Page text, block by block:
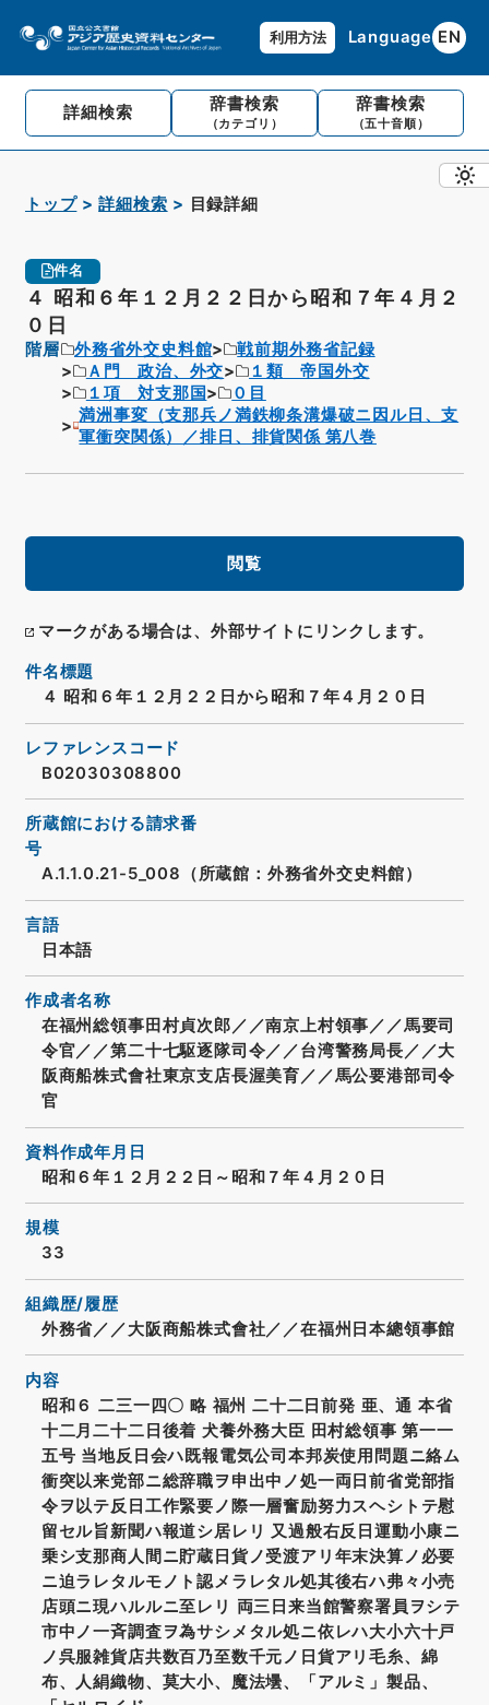
利用方法 Language EN
詳細検索 辞書検索
（カテゴリ）
辞書検索
（五十音順）
トップ 詳細検索 目録詳細
件名
４ 昭和６年１２月２２日から昭和７年４月２
０日
階層 外務省外交史料館
戦前期外務省記録
Ａ門 政治、外交
１類 帝国外交
１項 対支那国
０目
満洲事変（支那兵ノ満鉄柳条溝爆破ニ因ル日、支
軍衝突関係）／排日、排貨関係 第八巻
閲覧
マークがある場合は、外部サイトにリンクします。
件名標題
４ 昭和６年１２月２２日から昭和７年４月２０日
レファレンスコード
B02030308800
所蔵館における請求番
号
A.1.1.0.21-5_008（所蔵館：外務省外交史料館）
言語
日本語
作成者名称
在福州総領事田村貞次郎／／南京上村領事／／馬要司
令官／／第二十七駆逐隊司令／／台湾警務局長／／大
阪商船株式會社東京支店長渥美育／／馬公要港部司令
官
資料作成年月日
昭和６年１２月２２日～昭和７年４月２０日
規模
33
組織歴/履歴
外務省／／大阪商船株式會社／／在福州日本總領事館
内容
昭和６ 二三一四〇 略 福州 二十二日前発 亜、通 本省
十二月二十二日後着 犬養外務大臣 田村総領事 第一一
五号 当地反日会ハ既報電気公司本邦炭使用問題ニ絡ム
衝突以来党部ニ総辞職ヲ申出中ノ処一両日前省党部指
令ヲ以テ反日工作緊要ノ際一層奮励努力スヘシトテ慰
留セル旨新聞ハ報道シ居レリ 又過般右反日運動小康ニ
乗シ支那商人間ニ貯蔵日貨ノ受渡アリ年末決算ノ必要
ニ迫ラレタルモノト認メラレタル処其後右ハ弗々小売
店頭ニ現ハルルニ至レリ 両三日来当館警察署員ヲシテ
市中ノ一斉調査ヲ為サシメタル処ニ依レハ大小六十戸
ノ呉服雑貨店共数百乃至数千元ノ日貨アリ毛糸、綿
布、人絹織物、莫大小、魔法壜、「アルミ」製品、